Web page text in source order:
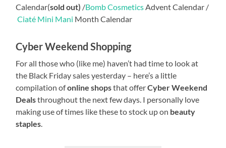
Calendar(sold out) /Bomb Cosmetics Advent Calendar /
Ciaté Mini Mani Month Calendar
Cyber Weekend Shopping
For all those who (like me) haven’t had time to look at
the Black Friday sales yesterday – here’s a little
compilation ofonline shopsthat offerCyber Weekend
Dealsthroughout the next few days. I personally love
making use of times like these to stock up on beauty
staples